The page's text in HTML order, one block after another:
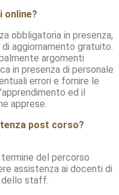
online?
obbligatoria in presenza,
aggiornamento gratuito.
argomenti
in presenza di personale
errori e fornire le
ed il
apprese.
post corso?
del percorso
assistenza ai docenti di
dello staff.